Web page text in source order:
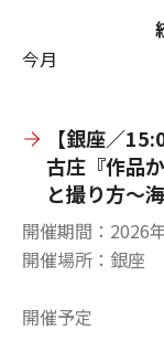
今月
【銀座／
古庄『作品
と撮り方～
開催期間
2026
開催場所
銀座
開催予定